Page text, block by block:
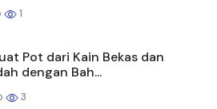
1
Pot dari Kain Bekas dan
dengan Bah...
3